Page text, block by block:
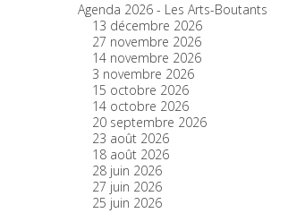
Agenda 2026 - Les Arts-Boutants
13 décembre 2026
27 novembre 2026
14 novembre 2026
3 novembre 2026
15 octobre 2026
14 octobre 2026
20 septembre 2026
23 août 2026
18 août 2026
28 juin 2026
27 juin 2026
25 juin 2026